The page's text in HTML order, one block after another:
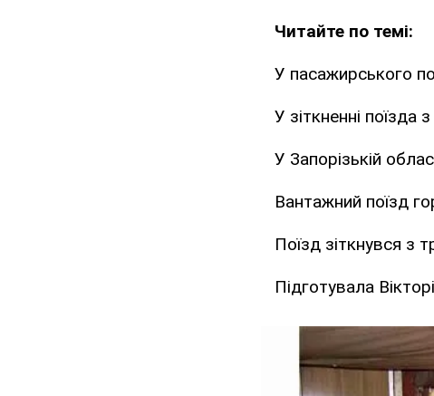
Читайте по темі:
У пасажирського
У зіткненні поїзда
У Запорізькій
Вантажний поїзд
Поїзд зіткнувся з
Підготувала